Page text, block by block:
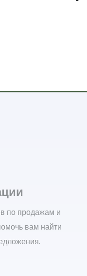
по продажам и
вам найти